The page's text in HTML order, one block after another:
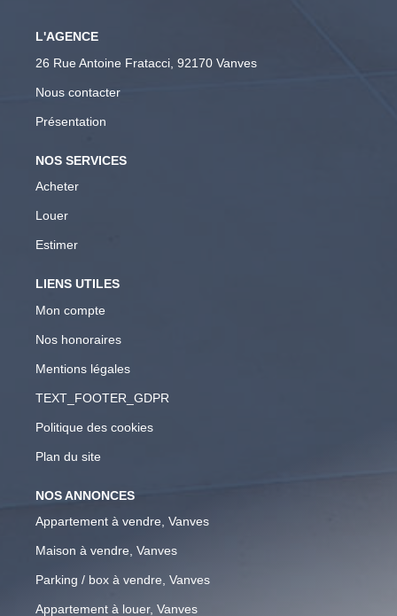
L'AGENCE
26 Rue Antoine Fratacci, 92170 Vanves
Nous contacter
Présentation
NOS SERVICES
Acheter
Louer
Estimer
LIENS UTILES
Mon compte
Nos honoraires
Mentions légales
TEXT_FOOTER_GDPR
Politique des cookies
Plan du site
NOS ANNONCES
Appartement à vendre, Vanves
Maison à vendre, Vanves
Parking / box à vendre, Vanves
Appartement à louer, Vanves